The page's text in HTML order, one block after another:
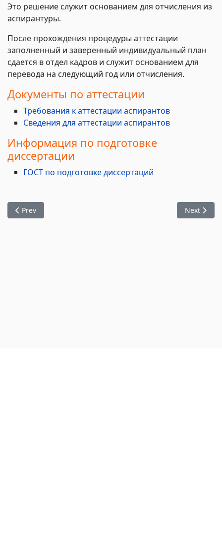
Это решение служит основанием для отчисления из
аспирантуры.
После прохождения процедуры аттестации
заполненный и заверенный индивидуальный план
сдается в отдел кадров и служит основанием для
перевода на следующий год или отчисления.
Документы по аттестации
Требования к аттестации аспирантов
Сведения для аттестации аспирантов
Информация по подготовке
диссертации
ГОСТ по подготовке диссертаций
Previous article: Правила приема в аспирантуру
Prev Next
Next